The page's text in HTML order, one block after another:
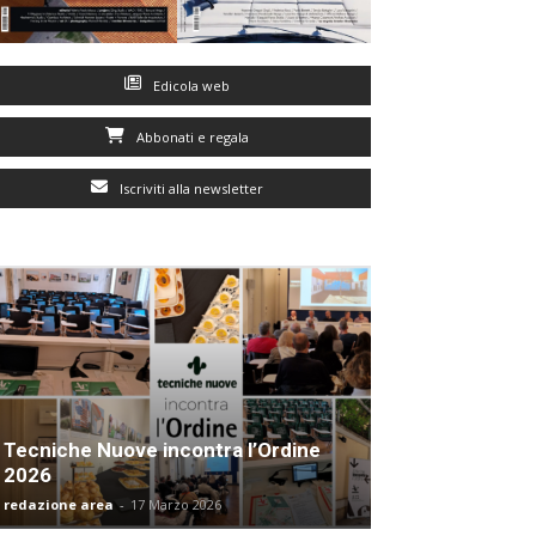
Edicola web
Abbonati e regala
Iscriviti alla newsletter
Tecniche Nuove incontra l’Ordine
2026
redazione area - 17 Marzo 2026